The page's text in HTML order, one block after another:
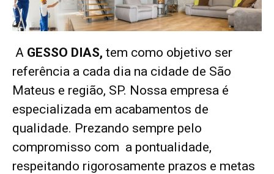
A GESSO DIAS, tem como objetivo ser
referência a cada dia na cidade de São
Mateus e região, SP. Nossa empresa é
especializada em acabamentos de
qualidade. Prezando sempre pelo
compromisso com a pontualidade,
respeitando rigorosamente prazos e metas